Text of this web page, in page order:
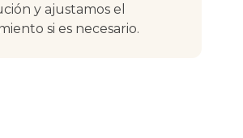
y ajustamos el
si es necesario.